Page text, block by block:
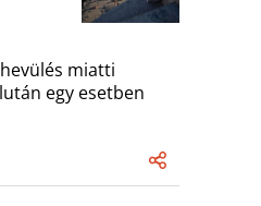
miatti
egy esetben